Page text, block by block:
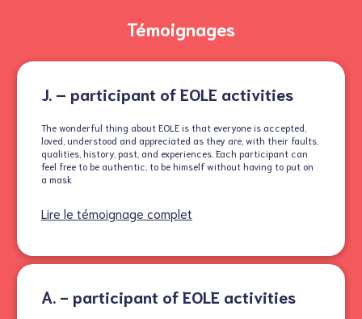
Témoignages
J. – participant of EOLE activities
The wonderful thing about EOLE is that everyone is accepted,
loved, understood and appreciated as they are, with their faults,
qualities, history, past, and experiences. Each participant can
feel free to be authentic, to be himself without having to put on
a mask
Lire le témoignage complet
A. - participant of EOLE activities